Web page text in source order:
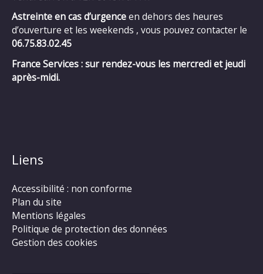
Astreinte en cas d’urgenceen dehors des heures
d’ouverture et les weekends , vous pouvez contacter le
06.75.83.02.45
France Services : sur rendez-vous les mercredi et jeudi
après-midi.
Liens
Accessibilité : non conforme
Plan du site
Mentions légales
Politique de protection des données
Gestion des cookies